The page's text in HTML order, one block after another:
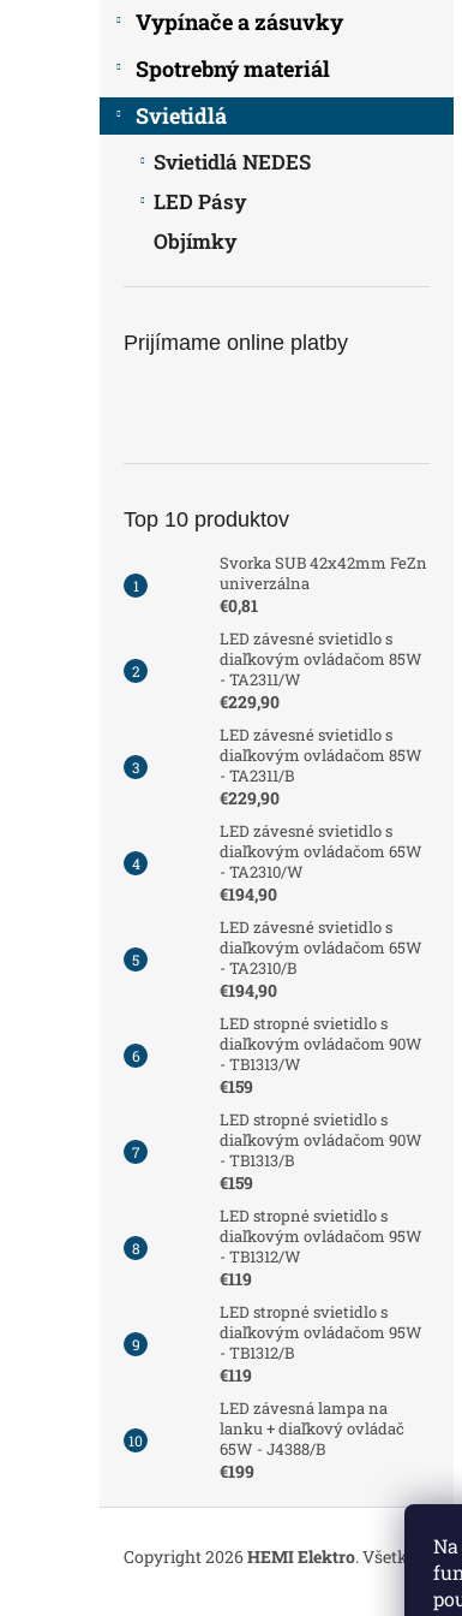
Vypínače a zásuvky
Spotrebný materiál
Svietidlá
Svietidlá NEDES
LED Pásy
Objímky
Prijímame online platby
Top 10 produktov
Svorka SUB 42x42mm FeZn
univerzálna
€0,81
LED závesné svietidlo s
diaľkovým ovládačom 85W
- TA2311/W
€229,90
LED závesné svietidlo s
diaľkovým ovládačom 85W
- TA2311/B
€229,90
LED závesné svietidlo s
diaľkovým ovládačom 65W
- TA2310/W
€194,90
LED závesné svietidlo s
diaľkovým ovládačom 65W
- TA2310/B
€194,90
LED stropné svietidlo s
diaľkovým ovládačom 90W
- TB1313/W
€159
LED stropné svietidlo s
diaľkovým ovládačom 90W
- TB1313/B
€159
LED stropné svietidlo s
diaľkovým ovládačom 95W
- TB1312/W
€119
LED stropné svietidlo s
diaľkovým ovládačom 95W
- TB1312/B
€119
LED závesná lampa na
lanku + diaľkový ovládač
65W - J4388/B
€199
Copyright 2026HEMI Elektro. Všetky